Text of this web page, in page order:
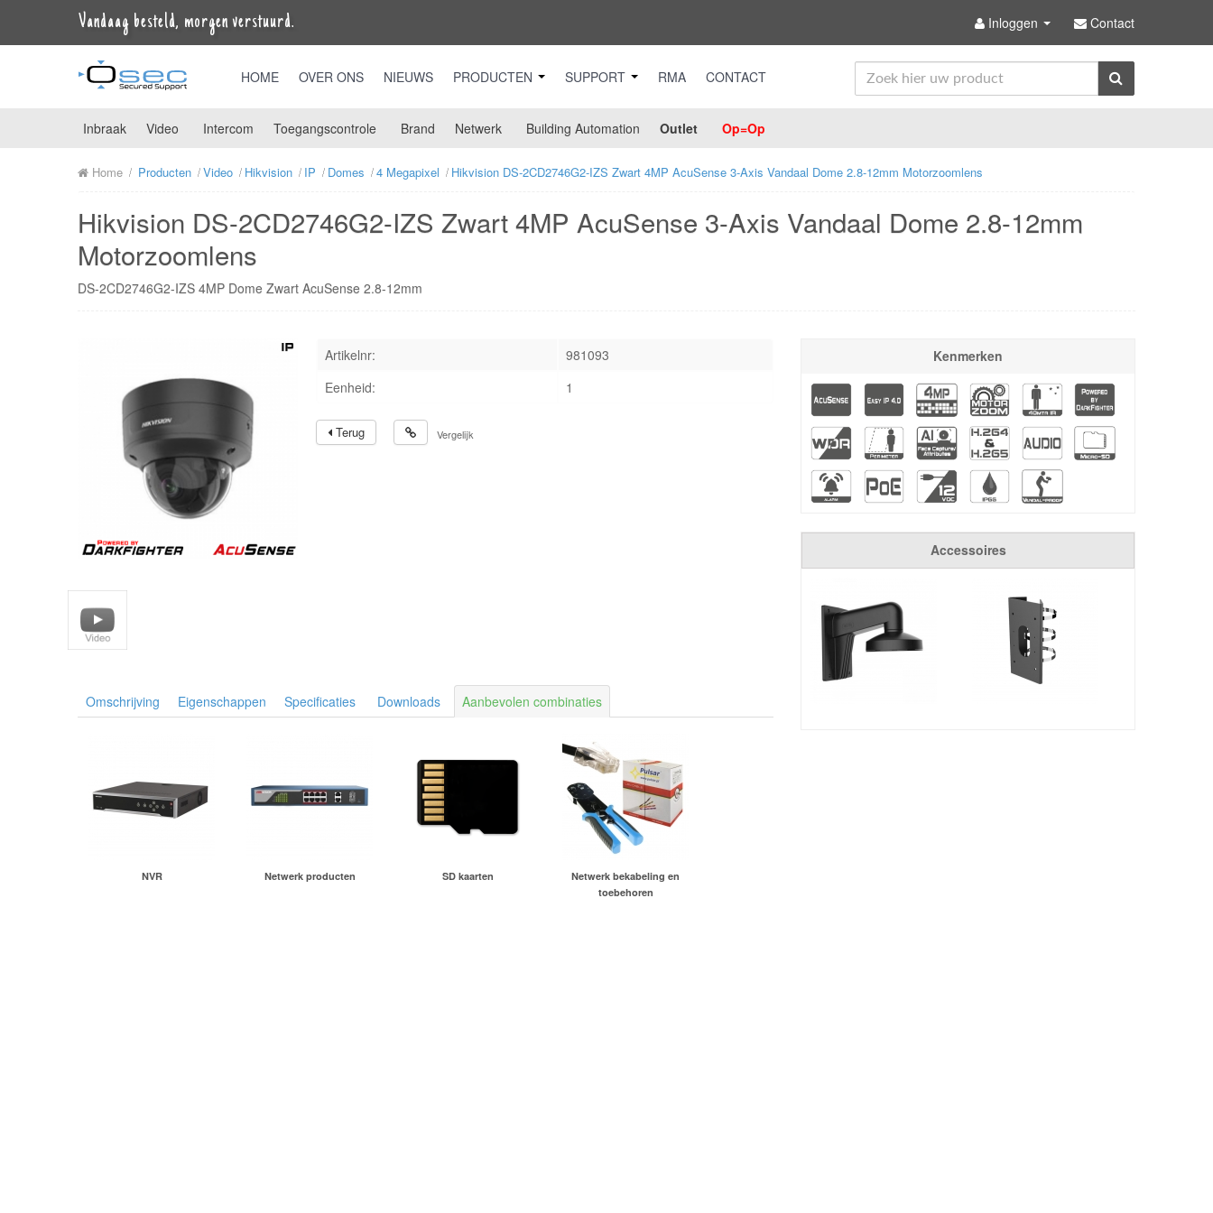
Vandaag besteld, morgen verstuurd. Inloggen Contact
HOME OVER ONS NIEUWS PRODUCTEN SUPPORT RMA CONTACT
Inbraak Video Intercom Toegangscontrole Brand Netwerk Building Automation Outlet Op=Op
Home Producten Video Hikvision IP Domes 4 Megapixel Hikvision DS-2CD2746G2-IZS Zwart 4MP AcuSense 3-Axis Vandaal Dome 2.8-12mm Motorzoomlens
Hikvision DS-2CD2746G2-IZS Zwart 4MP AcuSense 3-Axis Vandaal Dome 2.8-12mm
Motorzoomlens
DS-2CD2746G2-IZS 4MP Dome Zwart AcuSense 2.8-12mm
Artikelnr:
981093
Eenheid:
1
Terug Vergelijk
Omschrijving Eigenschappen Specificaties Downloads Aanbevolen combinaties
NVR Netwerk producten SD kaarten
Netwerk bekabeling en
toebehoren
Kenmerken
Accessoires